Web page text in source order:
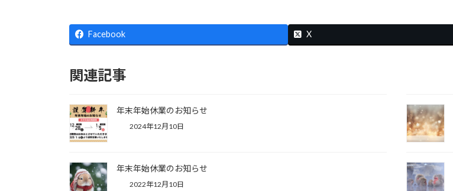
Facebook X
関連記事
年末年始休業のお知らせ
2024年12月10日
年末年始休業のお知らせ
2022年12月10日